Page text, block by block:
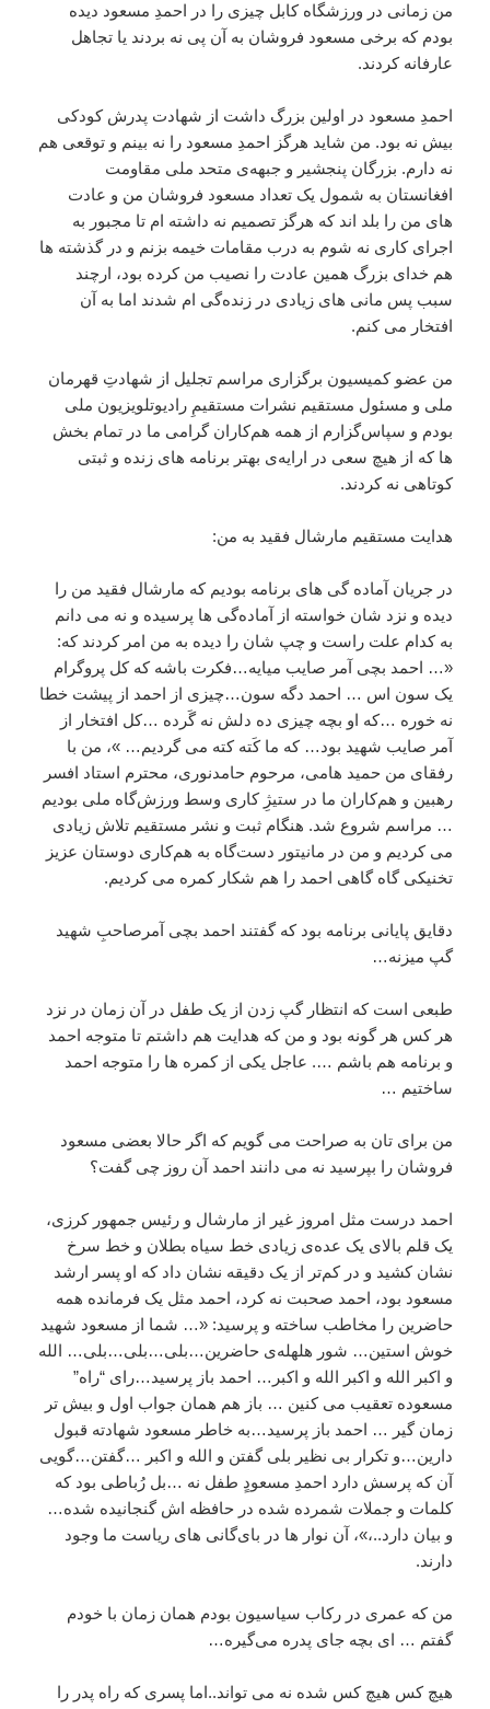
من زمانی در ورزشگاه کابل چیزی را در احمدِ مسعود دیده
بودم که برخی مسعود فروشان به آن پی نه بردند یا تجاهل
عارفانه کردند.
احمدِ مسعود در اولین بزرگ داشت از شهادت پدرش کودکی
بیش نه بود. من شاید هرگز احمدِ مسعود را نه بینم ‌و توقعی هم
نه دارم. بزرگان پنجشیر و جبهه‌ی متحد ملی مقاومت
افغانستان به شمول یک تعداد مسعود فروشان من و عادت
های من را بلد اند که هرگز تصمیم نه داشته ام تا مجبور به
اجرای کاری نه شوم به درب مقامات خیمه بزنم و در گذشته ها
هم خدای بزرگ همین عادت را نصیب من کرده بود، ارچند
سبب پس مانی های زیادی در زنده‌‌گی ام شدند اما به آن
افتخار می کنم.
من عضو کمیسیون برگزاری مراسم تجلیل از شهادتِ قهرمان
ملی و مسئول مستقیم نشرات مستقیمِ رادیوتلویزیون ملی
بودم ‌و سپاس‌گزارم از همه هم‌کاران گرامی ما در تمام بخش
ها که از هیچ سعی در ارایه‌ی بهتر برنامه های زنده و ثبتی
کوتاهی نه کردند.
هدایت مستقیم مارشال فقید به من:
در جریان آماده گی های برنامه بودیم که مارشال فقید من را
دیده و نزد شان خواسته از آماده‌‌گی ها پرسیده و نه می دانم
به کدام علت راست و‌ چپ شان را دیده به من امر کردند که:
«… احمد بچی آمر صایب میایه…فکرت باشه که کل پروگرام
یک سون اس … احمد دگه سون…چیزی از احمد از پیشت خطا
نه خوره …که او بچه چیزی ده دلش نه گَرده …کل افتخار از
آمر صایب شهید بود… که ما کَته کته می گردیم… »، من با
رفقای من حمید هامی، مرحوم حامدنوری، محترم استاد افسر
رهبین و هم‌کاران ما در ستیژِ کاری وسط ورزش‌گاه ملی بودیم
… مراسم شروع شد. هنگام ثبت و نشر مستقیم تلاش زیادی
می کردیم و من در مانیتور دست‌گاه به هم‌کاری دوستان عزیز
تخنیکی گاه گاهی احمد را هم شکار کمره می کردیم.
دقایق پایانی برنامه بود که گفتند احمد بچی آمرصاحبِ شهید
گپ میزنه…
طبعی است که انتظار گپ زدن از یک طفل در آن زمان در نزد
هر کس هر گونه بود و من که هدایت هم داشتم تا متوجه احمد
و برنامه هم باشم …. عاجل یکی از کمره ها را متوجه احمد
ساختیم …
من برای تان به صراحت می گویم که اگر حالا بعضی مسعود
فروشان را بپرسید نه می دانند احمد آن روز چی گفت؟
احمد درست مثل امروز غیر از مارشال و رئیس جمهور کرزی،
یک قلم بالای یک عده‌ی زیادی خط سیاه بطلان و خط سرخ
نشان کشید و در کم‌تر از یک دقیقه نشان داد که او پسر ارشد
مسعود بود، احمد صحبت نه کرد، احمد مثل یک فرمانده همه
حاضرین را مخاطب ساخته و پرسید: «… شما از مسعود شهید
خوش استین… شور هلهله‌ی حاضرین…بلی…بلی…بلی… الله
و اکبر الله و اکبر الله و اکبر… احمد باز پرسید…رای “راه”
مسعوده تعقیب می کنین … باز هم همان جواب اول و بیش تر
زمان گیر … احمد باز پرسید…به خاطر مسعود شهادته قبول
دارین…و تکرار بی نظیر بلی گفتن و الله و اکبر …گفتن…گویی
آن که پرسش دارد احمدِ مسعودٍ طفل نه …بل رُباطی‌ بود که
کلمات و‌ جملات شمرده شده در حافظه اش گنجانیده شده…
و بیان دارد..،»، آن نوار ها در بای‌گانی های ریاست ما وجود
دارند.
من که عمری در رکاب سیاسیون بودم همان زمان با خودم
گفتم … ای بچه جای پدره می‌گیره…
هیچ‌‌ کس هیچ کس شده نه می تواند..اما پسری که راه پدر را